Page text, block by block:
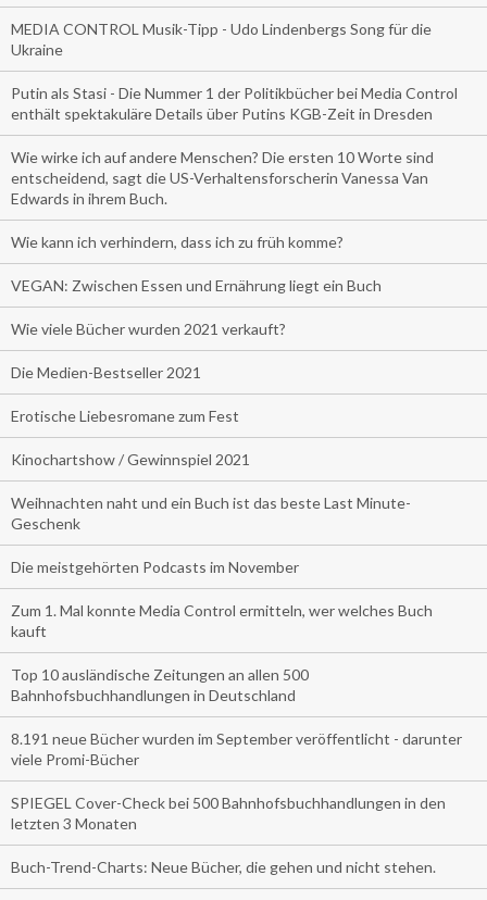
MEDIA CONTROL Musik-Tipp - Udo Lindenbergs Song für die
Ukraine
Putin als Stasi - Die Nummer 1 der Politikbücher bei Media Control
enthält spektakuläre Details über Putins KGB-Zeit in Dresden
Wie wirke ich auf andere Menschen? Die ersten 10 Worte sind
entscheidend, sagt die US-Verhaltensforscherin Vanessa Van
Edwards in ihrem Buch.
Wie kann ich verhindern, dass ich zu früh komme?
VEGAN: Zwischen Essen und Ernährung liegt ein Buch
Wie viele Bücher wurden 2021 verkauft?
Die Medien-Bestseller 2021
Erotische Liebesromane zum Fest
Kinochartshow / Gewinnspiel 2021
Weihnachten naht und ein Buch ist das beste Last Minute-
Geschenk
Die meistgehörten Podcasts im November
Zum 1. Mal konnte Media Control ermitteln, wer welches Buch
kauft
Top 10 ausländische Zeitungen an allen 500
Bahnhofsbuchhandlungen in Deutschland
8.191 neue Bücher wurden im September veröffentlicht - darunter
viele Promi-Bücher
SPIEGEL Cover-Check bei 500 Bahnhofsbuchhandlungen in den
letzten 3 Monaten
Buch-Trend-Charts: Neue Bücher, die gehen und nicht stehen.